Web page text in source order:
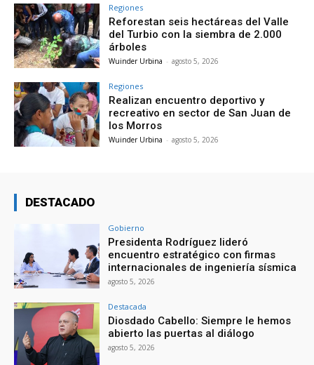
Regiones
Reforestan seis hectáreas del Valle
del Turbio con la siembra de 2.000
árboles
Wuinder Urbina - agosto 5, 2026
Regiones
Realizan encuentro deportivo y
recreativo en sector de San Juan de
los Morros
Wuinder Urbina - agosto 5, 2026
DESTACADO
Gobierno
Presidenta Rodríguez lideró
encuentro estratégico con firmas
internacionales de ingeniería sísmica
agosto 5, 2026
Destacada
Diosdado Cabello: Siempre le hemos
abierto las puertas al diálogo
agosto 5, 2026